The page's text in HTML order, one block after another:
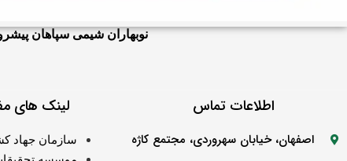
نوبهاران شیمی سپاهان
اطلاعات تماس
اصفهان، خیابان سهروردی، مجتمع کاژه
لینک های
سازمان جهاد